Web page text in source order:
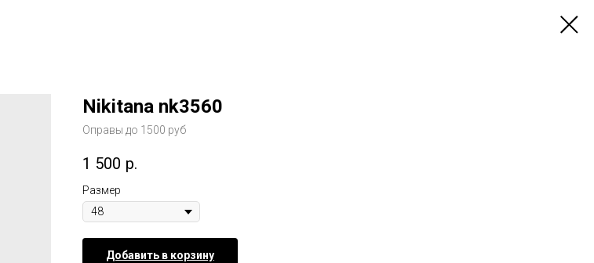
Nikitana nk3560
Оправы до 1500 руб
1 500 р.
Размер
Добавить в корзину